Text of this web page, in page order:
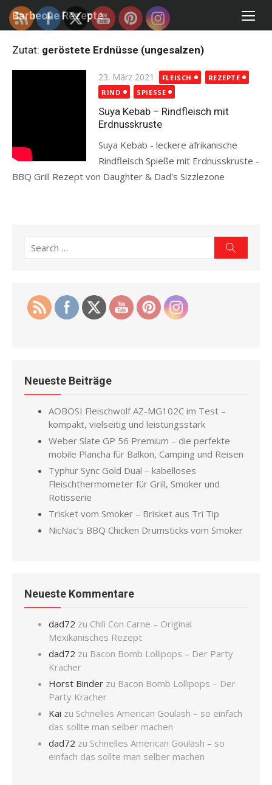
Skip
Barbecue Rezepte
Zutat: geröstete Erdnüsse (ungesalzen)
Posted
on
23. März 2021 FLEISCH
REZEPTE
RIND
SPIESSE
Suya Kebab – Rindfleisch mit
Erdnusskruste
Suya Kebab - leckere afrikanische
Rindfleisch Spieße mit Erdnusskruste -
BBQ Grill Rezept von Daughter & Dad's Sizzlezone
Search
Neueste Beiträge
AOBOSI Fleischwolf AZ-MG102C im Test –
kompakt, vielseitig und leistungsstark
Weber Slate GP 56 Premium – die perfekte
mobile Plancha für Balkon, Camping und Reisen
Typhur Sync Gold Dual – kabelloses
Fleischthermometer für Grill, Smoker und
Rotisserie
Trisket vom Smoker – Brisket aus Tri Tip
NicNac’s BBQ Chicken Drumsticks vom Smoker
Neueste Kommentare
dad72 zu Chili Con Carne – Original
Mexikanisches Rezept
dad72 zu Bacon Bomb Lollipops – Der Party
Kracher
Horst Binder zu Bacon Bomb Lollipops – Der
Party Kracher
Kai zu Schnelles American Goulash – so einfach
das sollte man selber machen
dad72 zu Schnelles American Goulash – so
einfach das sollte man selber machen